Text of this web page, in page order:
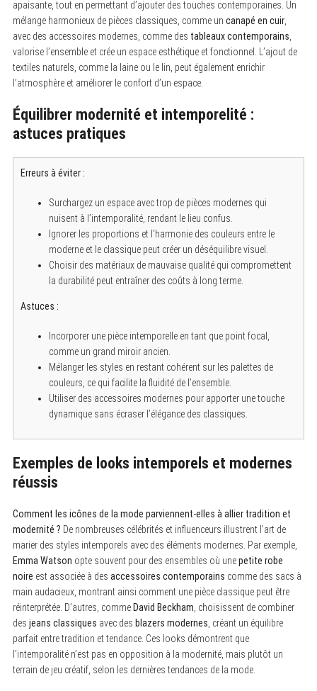
apaisante, tout en permettant d’ajouter des touches contemporaines. Un
mélange harmonieux de pièces classiques, comme un canapé en cuir,
avec des accessoires modernes, comme des tableaux contemporains
valorise l’ensemble et crée un espace esthétique et fonctionnel. L’ajout de
textiles naturels, comme la laine ou le lin, peut également enrichir
l’atmosphère et améliorer le confort d’un espace.
Équilibrer modernité et intemporelité :
astuces pratiques
Erreurs à éviter :
Surchargez un espace avec trop de pièces modernes qui
nuisent à l’intemporalité, rendant le lieu confus.
Ignorer les proportions et l’harmonie des couleurs entre le
moderne et le classique peut créer un déséquilibre visuel.
Choisir des matériaux de mauvaise qualité qui compromettent
la durabilité peut entraîner des coûts à long terme.
Astuces :
Incorporer une pièce intemporelle en tant que point focal,
comme un grand miroir ancien.
Mélanger les styles en restant cohérent sur les palettes de
couleurs, ce qui facilite la fluidité de l’ensemble.
Utiliser des accessoires modernes pour apporter une touche
dynamique sans écraser l’élégance des classiques.
Exemples de looks intemporels et modernes
réussis
Comment les icônes de la mode parviennent-elles à allier tradition et
modernité ? De nombreuses célébrités et influenceurs illustrent l’art de
marier des styles intemporels avec des éléments modernes. Par exemple,
Emma Watson opte souvent pour des ensembles où unepetite robe
noire est associée à des accessoires contemporains comme des sacs à
main audacieux, montrant ainsi comment une pièce classique peut être
réinterprétée. D’autres, comme David Beckham , choisissent de combiner
des jeans classiques avec des blazers modernes , créant un équilibre
parfait entre tradition et tendance. Ces looks démontrent que
l’intemporalité n’est pas en opposition à la modernité, mais plutôt un
terrain de jeu créatif, selon les dernières tendances de la mode.